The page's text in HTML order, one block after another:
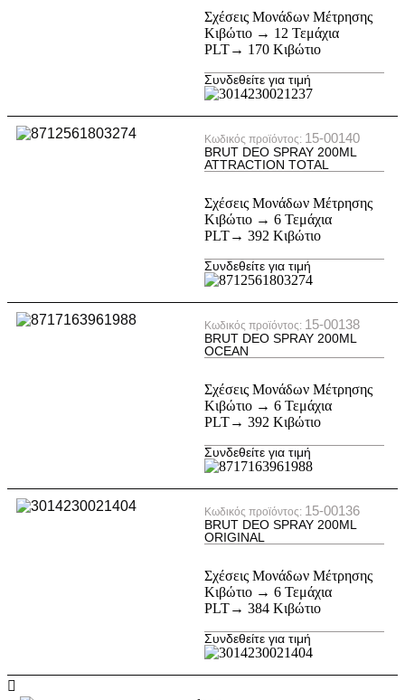
Σχέσεις Μονάδων Μέτρησης
Κιβώτιο → 12 Τεμάχια
PLT→ 170 Κιβώτιο
Συνδεθείτε για τιμή
Κωδικός προϊόντος: 15-00140
BRUT DEO SPRAY 200ML
ATTRACTION TOTAL
Σχέσεις Μονάδων Μέτρησης
Κιβώτιο → 6 Τεμάχια
PLT→ 392 Κιβώτιο
Συνδεθείτε για τιμή
Κωδικός προϊόντος: 15-00138
BRUT DEO SPRAY 200ML
OCEAN
Σχέσεις Μονάδων Μέτρησης
Κιβώτιο → 6 Τεμάχια
PLT→ 392 Κιβώτιο
Συνδεθείτε για τιμή
Κωδικός προϊόντος: 15-00136
BRUT DEO SPRAY 200ML
ORIGINAL
Σχέσεις Μονάδων Μέτρησης
Κιβώτιο → 6 Τεμάχια
PLT→ 384 Κιβώτιο
Συνδεθείτε για τιμή